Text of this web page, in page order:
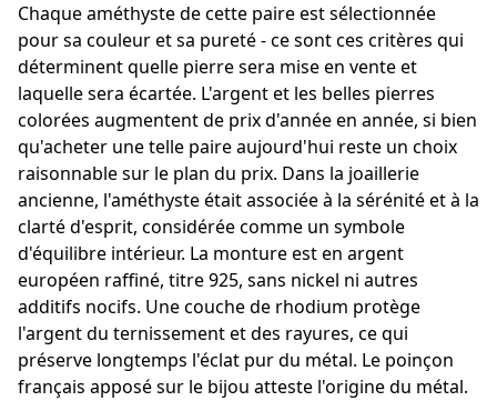
Chaque améthyste de cette paire est sélectionnée
pour sa couleur et sa pureté - ce sont ces critères qui
déterminent quelle pierre sera mise en vente et
laquelle sera écartée. L'argent et les belles pierres
colorées augmentent de prix d'année en année, si bien
qu'acheter une telle paire aujourd'hui reste un choix
raisonnable sur le plan du prix. Dans la joaillerie
ancienne, l'améthyste était associée à la sérénité et à la
clarté d'esprit, considérée comme un symbole
d'équilibre intérieur. La monture est en argent
européen raffiné, titre 925, sans nickel ni autres
additifs nocifs. Une couche de rhodium protège
l'argent du ternissement et des rayures, ce qui
préserve longtemps l'éclat pur du métal. Le poinçon
français apposé sur le bijou atteste l'origine du métal.